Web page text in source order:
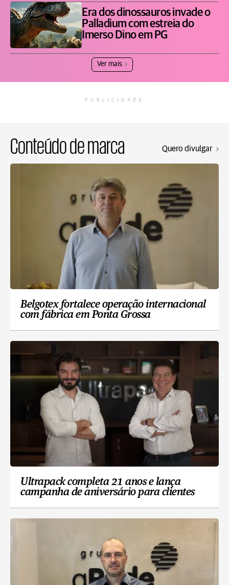
Era dos dinossauros invade o
Palladium com estreia do
Imerso Dino em PG
Ver mais
PUBLICIDADE
Conteúdo de marca Quero divulgar
Belgotex fortalece operação internacional
com fábrica em Ponta Grossa
Ultrapack completa 21 anos e lança
campanha de aniversário para clientes